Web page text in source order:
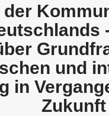
und
in
Zukunft